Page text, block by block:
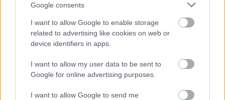
Google consents
I want to allow Google to enable storage
related to advertising like cookies on web or
device identifiers in apps.
I want to allow my user data to be sent to
Google for online advertising purposes.
I want to allow Google to send me
Fotó Baleset Lavór